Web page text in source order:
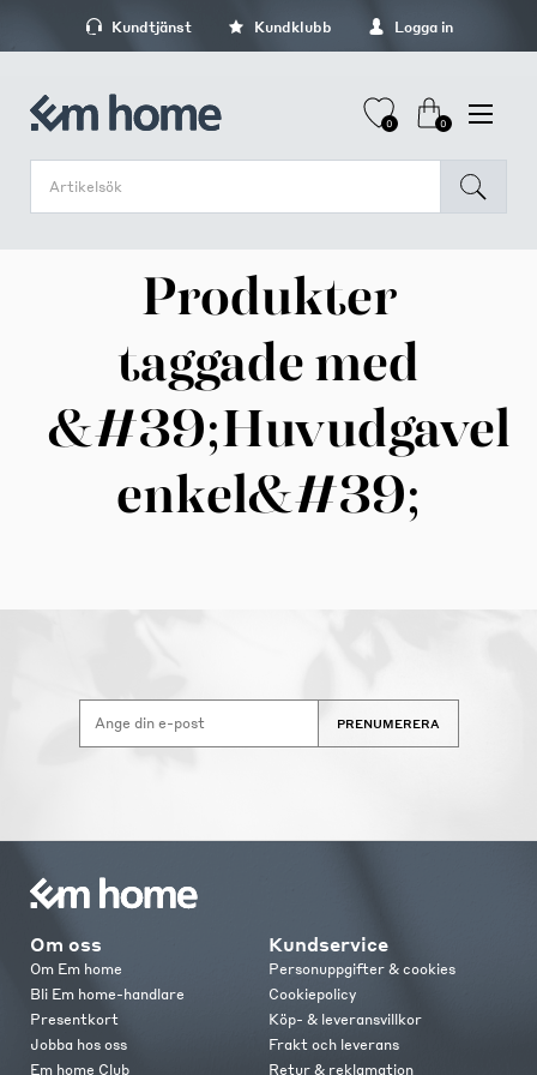
Kundtjänst Kundklubb Logga in
0 0
Produkter
taggade med
&#39;Huvudgavel
enkel&#39;
PRENUMERERA
Om oss
Om Em home
Bli Em home-handlare
Presentkort
Jobba hos oss
Em home Club
Kundservice
Personuppgifter & cookies
Cookiepolicy
Köp- & leveransvillkor
Frakt och leverans
Retur & reklamation